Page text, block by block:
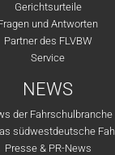
Gerichtsurteile
und Antworten
Partner des FLVBW
Service
NEWS
der Fahrschulbranche
südwestdeutsche
Presse & PR-News